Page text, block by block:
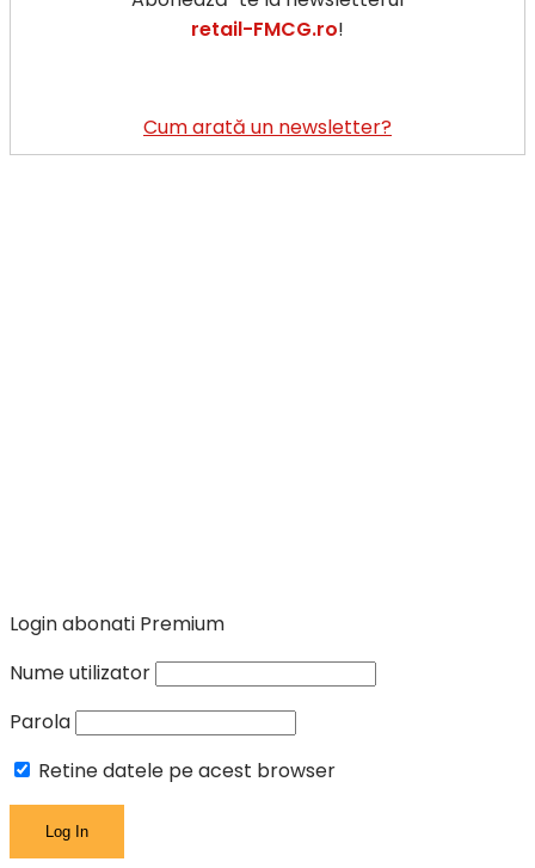
retail-FMCG.ro!
Cum arată un newsletter?
Login abonati Premium
Nume utilizator
Parola
Retine datele pe acest browser